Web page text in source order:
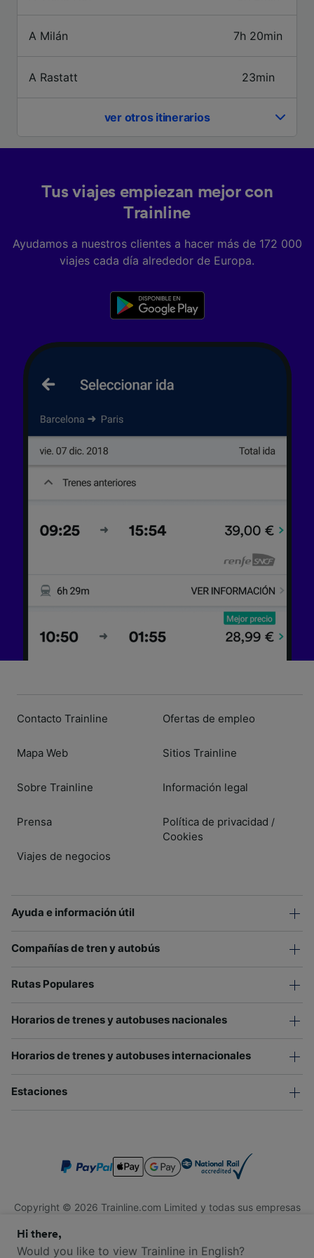
A Milán 7h 20min
A Rastatt 23min
ver otros itinerarios
Tus viajes empiezan mejor con
Trainline
Ayudamos a nuestros clientes a hacer más de 172 000
viajes cada día alrededor de Europa.
Contacto Trainline
Mapa Web
Sobre Trainline
Prensa
Viajes de negocios
Ofertas de empleo
Sitios Trainline
Información legal
Política de privacidad /
Cookies
Ayuda e información útil
Compañías de tren y autobús
Rutas Populares
Horarios de trenes y autobuses nacionales
Horarios de trenes y autobuses internacionales
Estaciones
Copyright © 2026 Trainline.com Limited y todas sus empresas
Trainline.com Limited está registrada en Inglaterra y Gales.
Compañía No. 3846791. Dirección: 1 Stonecutter St, Londres
Hi there,
Would you like to view Trainline in English?
Utilizar datos de localización geográfica
precisa. Analizar activamente las
identificación. Almacenar la información en un
dispositivo y/o acceder a ella. Publicidad y
audiencia y desarrollo de servicios.